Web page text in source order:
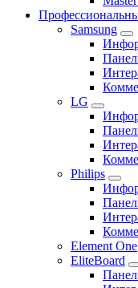
Samsung
LG
Philips
Element One
EliteBoard